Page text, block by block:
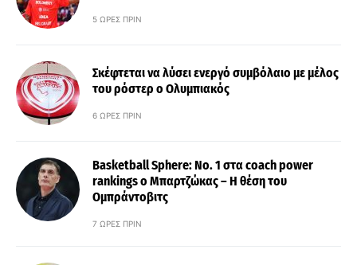
5 ΏΡΕΣ ΠΡΙΝ
Σκέφτεται να λύσει ενεργό συμβόλαιο με μέλος
του ρόστερ ο Ολυμπιακός
6 ΏΡΕΣ ΠΡΙΝ
Basketball Sphere: No. 1 στα coach power
rankings ο Μπαρτζώκας – Η θέση του
Ομπράντοβιτς
7 ΏΡΕΣ ΠΡΙΝ